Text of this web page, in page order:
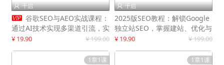
 千启
 谷歌SEO与AEO实战课程：
通过AI技术实现多渠道引流，实
现网站流量增长300%
¥ 19.90 ¥ 199.00
 千启
2025版SEO教程：解锁Google
独立站SEO，掌握建站、优化与
变现技巧
¥ 19.90 ¥ 199.00
1章1课 1章1课